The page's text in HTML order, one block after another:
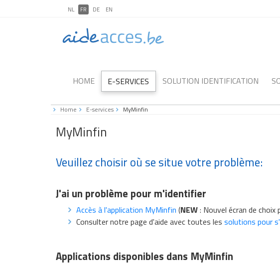
NL FR DE EN
HOME E-SERVICES SOLUTION IDENTIFICATION
Home E-services MyMinfin
MyMinfin
Veuillez choisir où se situe votre problème:
J'ai un problème pour m'identifier
Accès à l'application MyMinfin (NEW: Nouvel écran de
Consulter notre page d'aide avec toutes les solutions pour
Applications disponibles dans MyMinfin